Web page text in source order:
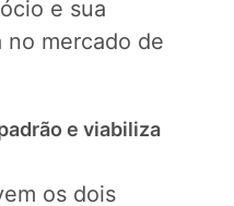
e sua
mercado de
e viabiliza
os dois